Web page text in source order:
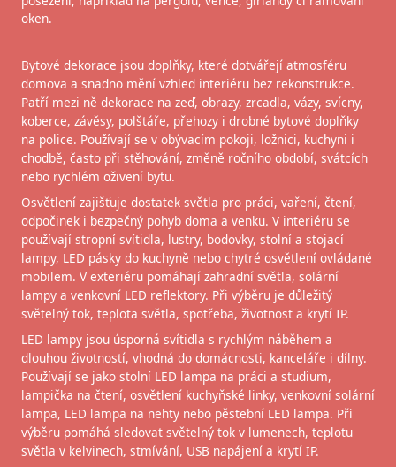
oken.
Bytové dekorace jsou doplňky, které dotvářejí atmosféru
domova a snadno mění vzhled interiéru bez rekonstrukce.
Patří mezi ně dekorace na zeď, obrazy, zrcadla, vázy, svícny,
koberce, závěsy, polštáře, přehozy i drobné bytové doplňky
na police. Používají se v obývacím pokoji, ložnici, kuchyni i
chodbě, často při stěhování, změně ročního období, svátcích
nebo rychlém oživení bytu.
Osvětlení zajišťuje dostatek světla pro práci, vaření, čtení,
odpočinek i bezpečný pohyb doma a venku. V interiéru se
používají stropní svítidla, lustry, bodovky, stolní a stojací
lampy, LED pásky do kuchyně nebo chytré osvětlení ovládané
mobilem. V exteriéru pomáhají zahradní světla, solární
lampy a venkovní LED reflektory. Při výběru je důležitý
světelný tok, teplota světla, spotřeba, životnost a krytí IP.
LED lampy jsou úsporná svítidla s rychlým náběhem a
dlouhou životností, vhodná do domácnosti, kanceláře i dílny.
Používají se jako stolní LED lampa na práci a studium,
lampička na čtení, osvětlení kuchyňské linky, venkovní solární
lampa, LED lampa na nehty nebo pěstební LED lampa. Při
výběru pomáhá sledovat světelný tok v lumenech, teplotu
světla v kelvinech, stmívání, USB napájení a krytí IP.